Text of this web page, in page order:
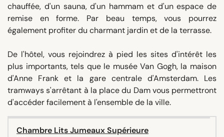
chauffée, d'un sauna, d'un hammam et d'un espace de
remise en forme. Par beau temps, vous pourrez
également profiter du charmant jardin et de la terrasse.
De l'hôtel, vous rejoindrez à pied les sites d'intérêt les
plus importants, tels que le musée Van Gogh, la maison
d'Anne Frank et la gare centrale d'Amsterdam. Les
tramways s'arrêtant à la place du Dam vous permettront
d'accéder facilement à l'ensemble de la ville.
Chambre Lits Jumeaux Supérieure